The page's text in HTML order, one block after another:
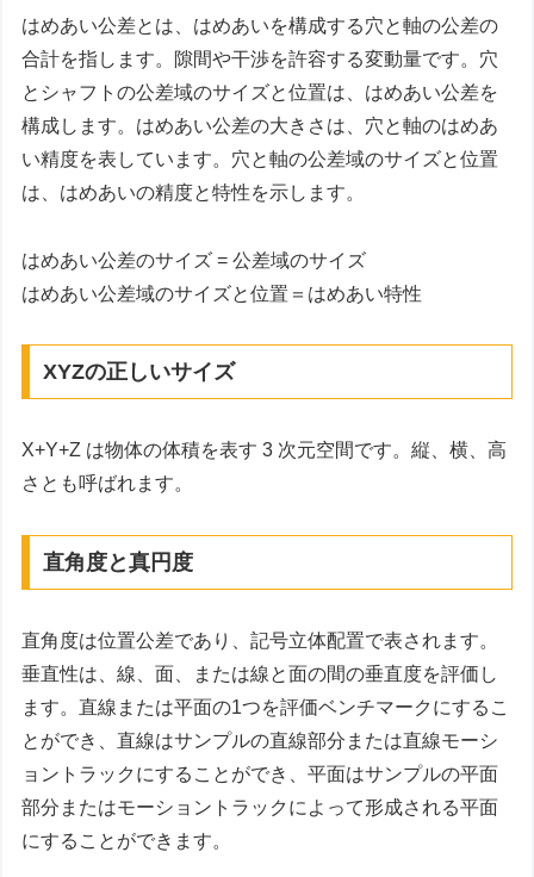
はめあい公差とは、はめあいを構成する穴と軸の公差の
合計を指します。隙間や干渉を許容する変動量です。穴
とシャフトの公差域のサイズと位置は、はめあい公差を
構成します。はめあい公差の大きさは、穴と軸のはめあ
い精度を表しています。穴と軸の公差域のサイズと位置
は、はめあいの精度と特性を示します。
はめあい公差のサイズ = 公差域のサイズ
はめあい公差域のサイズと位置＝はめあい特性
XYZの正しいサイズ
X+Y+Z は物体の体積を表す 3 次元空間です。縦、横、高
さとも呼ばれます。
直角度と真円度
直角度は位置公差であり、記号立体配置で表されます。
垂直性は、線、面、または線と面の間の垂直度を評価し
ます。直線または平面の1つを評価ベンチマークにするこ
とができ、直線はサンプルの直線部分または直線モーシ
ョントラックにすることができ、平面はサンプルの平面
部分またはモーショントラックによって形成される平面
にすることができます。